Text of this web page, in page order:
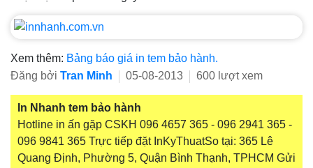
Xem thêm: Bảng báo giá in tem bảo hành.
Đăng bởi Tran Minh 05-08-2013 600 lượt xem
In Nhanh tem bảo hành
Hotline in ấn gặp CSKH 096 4657 365 - 096 2941 365 -
096 9841 365 Trực tiếp đặt InKyThuatSo tại: 365 Lê
Quang Định, Phường 5, Quận Bình Thạnh, TPHCM Gửi